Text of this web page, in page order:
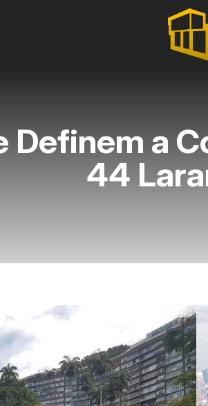
Definem a
44